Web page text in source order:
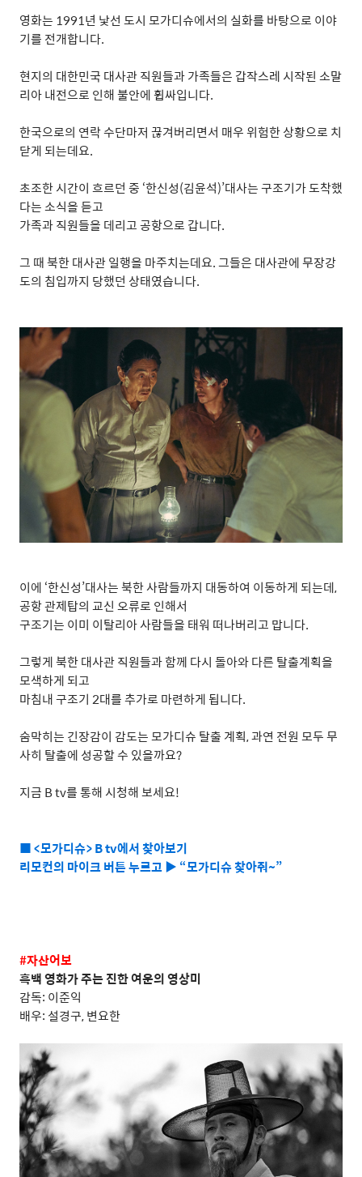
영화는 1991년 낯선 도시 모가디슈에서의 실화를 바탕으로 이야
기를 전개합니다.
현지의 대한민국 대사관 직원들과 가족들은 갑작스레 시작된 소말
리아 내전으로 인해 불안에 휩싸입니다.
한국으로의 연락 수단마저 끊겨버리면서 매우 위험한 상황으로 치
닫게 되는데요.
초조한 시간이 흐르던 중 ‘한신성(김윤석)’대사는 구조기가 도착했
다는 소식을 듣고
가족과 직원들을 데리고 공항으로 갑니다.
그 때 북한 대사관 일행을 마주치는데요.그들은 대사관에 무장강
도의 침입까지 당했던 상태였습니다.
이에 ‘한신성’대사는 북한 사람들까지 대동하여 이동하게 되는데,
공항 관제탑의 교신 오류로 인해서
구조기는 이미 이탈리아 사람들을 태워 떠나버리고 맙니다.
그렇게 북한 대사관 직원들과 함께 다시 돌아와 다른 탈출계획을
모색하게 되고
마침내 구조기 2대를 추가로 마련하게 됩니다.
숨막히는 긴장감이 감도는 모가디슈 탈출 계획,과연 전원 모두 무
사히 탈출에 성공할 수 있을까요?
지금 B tv를 통해 시청해 보세요!
■ <모가디슈> B tv에서 찾아보기
리모컨의 마이크 버튼 누르고 ▶ “모가디슈 찾아줘~”
#자산어보
흑백 영화가 주는 진한 여운의 영상미
감독: 이준익
배우: 설경구,변요한